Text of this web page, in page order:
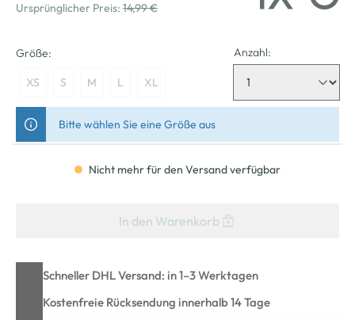
Ursprünglicher Preis: 14,99 €
Größe:
XS S M L XL
Anzahl:
Bitte wählen Sie eine Größe aus
Nicht mehr für den Versand verfügbar
In den Warenkorb
Schneller DHL Versand: in 1–3 Werktagen
Kostenfreie Rücksendung innerhalb 14 Tage